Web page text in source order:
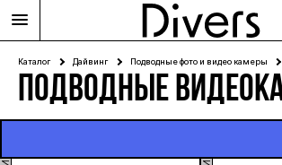
ПОДВОДНЫЕ
Каталог Дайвинг Подводные фото и видео камеры